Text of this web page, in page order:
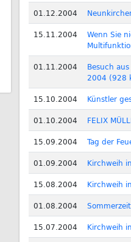
01.12.2004
15.11.2004
Wenn Sie
01.11.2004
Besuch
2004 (928
15.10.2004 Künstler
01.10.2004
FELIX
15.09.2004
Tag der
01.09.2004
Kirchweih
15.08.2004
Kirchweih
01.08.2004
15.07.2004
Kirchweih